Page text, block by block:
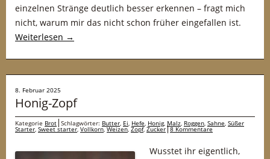
einzelnen Stränge deutlich besser erkennen – fragt mich
nicht, warum mir das nicht schon früher eingefallen ist.
Weiterlesen →
8. Februar 2025
Honig-Zopf
Kategorie Brot Schlagwörter: Butter, Ei, Hefe, Honig, Malz, Roggen, Sahne, Süßer
Starter, Sweet starter,Vollkorn,Weizen, Zopf, Zucker 8 Kommentare
Wusstet ihr eigentlich,